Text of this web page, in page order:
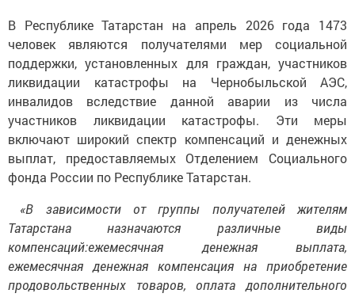
В Республике Татарстан на апрель 2026 года 1473
человек являются получателями мер социальной
поддержки, установленных для граждан, участников
ликвидации катастрофы на Чернобыльской АЭС,
инвалидов вследствие данной аварии из числа
участников ликвидации катастрофы. Эти меры
включают широкий спектр компенсаций и денежных
выплат, предоставляемых Отделением Социального
фонда России по Республике Татарстан.
«В зависимости от группы получателей жителям
Татарстана назначаются различные виды
компенсаций:ежемесячная денежная выплата,
ежемесячная денежная компенсация на приобретение
продовольственных товаров, оплата дополнительного